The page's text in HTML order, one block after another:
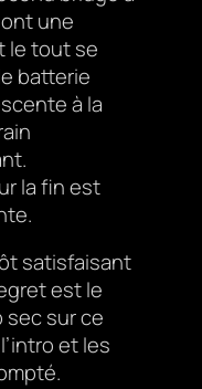
une
le tout se
batterie
à la
la fin est
satisfaisant
est le
sur ce
et les